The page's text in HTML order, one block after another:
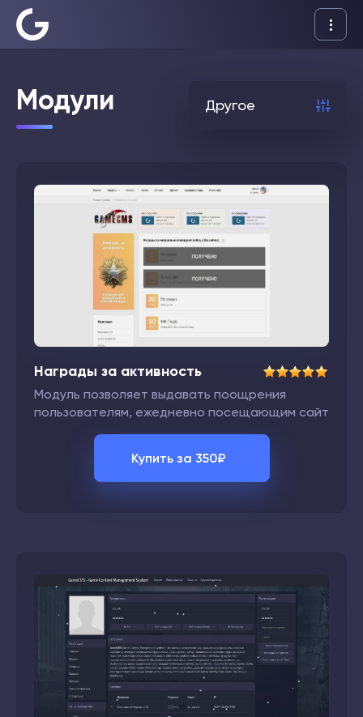
Дополнения
Создатьсайт
Модули Другое
Награды за активность
Модуль позволяет выдавать поощрения
пользователям, ежедневно посещающим сайт
Купить за 350₽